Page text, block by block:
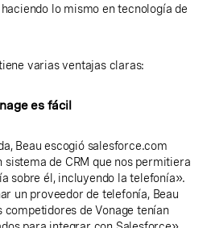
lo mismo en tecnología de
varias ventajas claras:
es fácil
Beau escogió salesforce.com
sistema de CRM que nos permitiera
sobre él, incluyendo la telefonía».
un proveedor de telefonía, Beau
de Vonage tenían